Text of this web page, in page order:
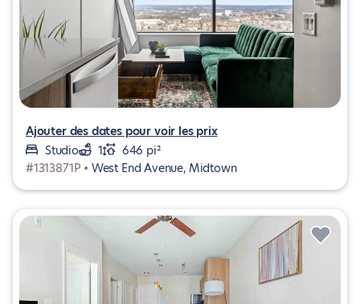
Ajouter des dates pour voir les prix
Studio
1
646 pi²
#1313871P • West End Avenue, Midtown